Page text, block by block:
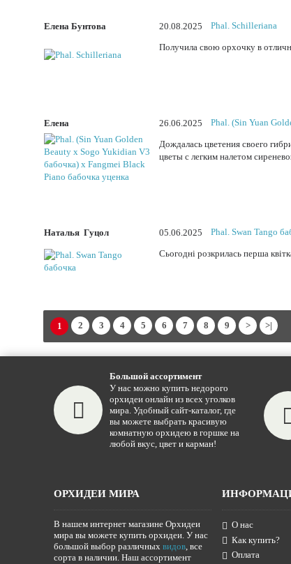
Елена Бунтова 20.08.2025 Phal. Schilleriana
Получила свою орхочку в
Елена 26.06.2025 Phal. (Sin Yuan
Дождалась цветения своего
цветы с легким налетом
Наталья Гуцол 05.06.2025 Phal. Swan Tango
Сьогодні розкрилась перша
1 2 3 4 5 6 7 8 9 > >|
Большой ассортимент
У нас можно купить недорого
орхидеи онлайн из всех уголков
мира. Удобный сайт-каталог, где
вы можете выбрать красивую
комнатную орхидею в горшке на
любой вкус, цвет и карман!
ОРХИДЕИ МИРА
В нашем интернет магазине Орхидеи
мира вы можете купить орхидеи. У нас
большой выбор различных видов, все
сорта в наличии. Наш ассортимент
О нас
Как купить?
Оплата